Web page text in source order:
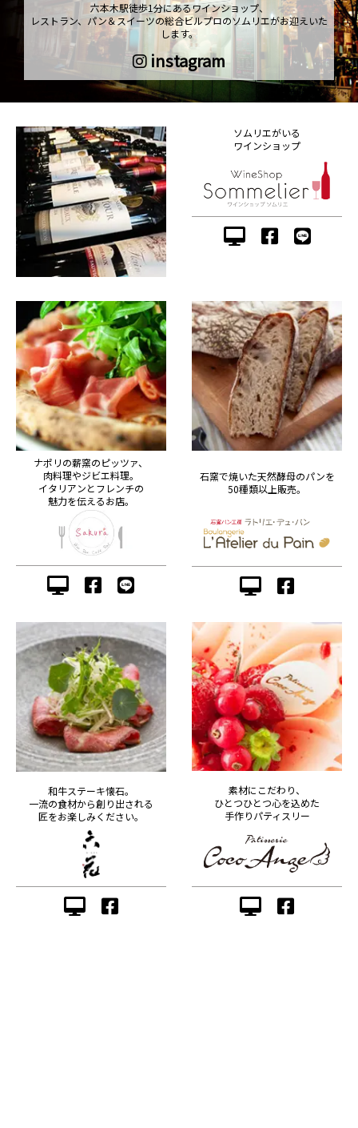
六本木駅徒歩1分にあるワインショップ、
レストラン、パン＆スイーツの総合ビルプロのソムリエがお迎えいた
します。
instagram
ソムリエがいる
ワインショップ
ナポリの薪窯のピッツァ、
肉料理やジビエ料理。
イタリアンとフレンチの
魅力を伝えるお店。
石窯で焼いた天然酵母のパンを
50種類以上販売。
和牛ステーキ懐石。
一流の食材から創り出される
匠をお楽しみください。
素材にこだわり、
ひとつひとつ心を込めた
手作りパティスリー